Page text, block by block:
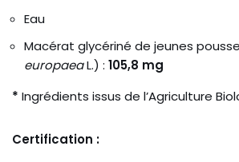
Eau
Macérat glycériné de jeunes
europaeaL.) : 105,8 mg
* Ingrédients issus de l’Agriculture
Certification :